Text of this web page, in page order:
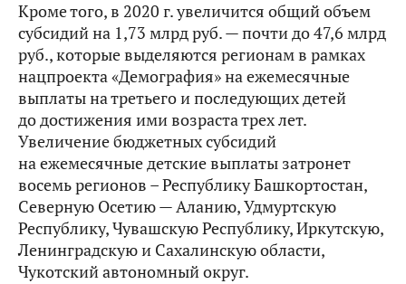
Кроме того, в 2020 г. увеличится общий объем
субсидий на 1,73 млрд руб. — почти до 47,6 млрд
руб., которые выделяются регионам в рамках
нацпроекта «Демография» на ежемесячные
выплаты на третьего и последующих детей
до достижения ими возраста трех лет.
Увеличение бюджетных субсидий
на ежемесячные детские выплаты затронет
восемь регионов – Республику Башкортостан,
Северную Осетию — Аланию, Удмуртскую
Республику, Чувашскую Республику, Иркутскую,
Ленинградскую и Сахалинскую области,
Чукотский автономный округ.